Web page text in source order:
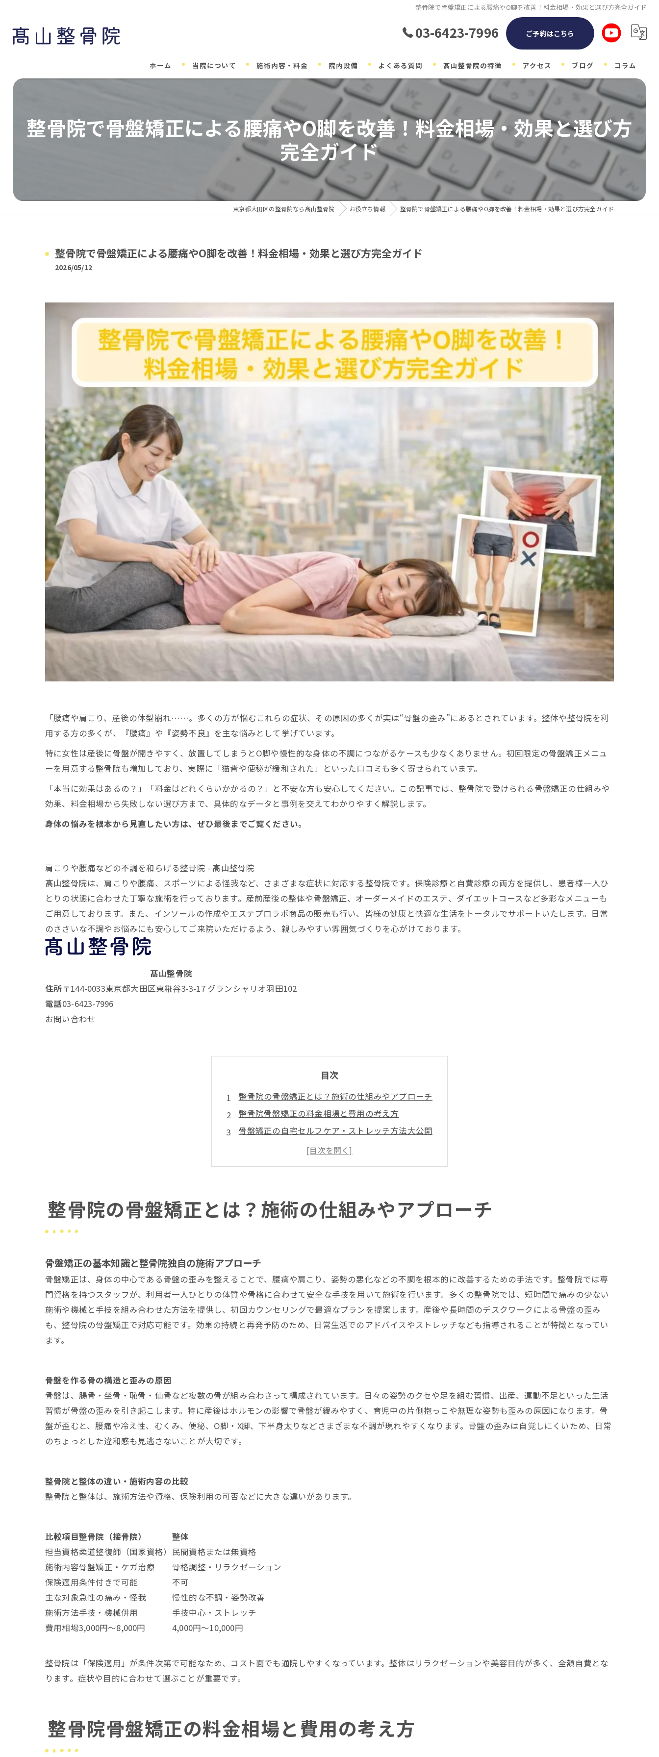
整骨院で骨盤矯正による腰痛やO脚を改善！料金相場・効果と選び方完全ガイド
03-6423-7996 ご予約はこちら
ホーム 当院について 施術内容・料金 院内設備 よくある質問 髙山整骨院の特徴
整体
自律神経
肩こり
アクセス ブログ コラム
整骨院で骨盤矯正による腰痛やO脚を改善！料金相場・効果と選び方
完全ガイド
東京都大田区の整骨院なら髙山整骨院 お役立ち情報 整骨院で骨盤矯正による腰痛やO脚を改善！料金相場・効果と選び方完全ガイド
整骨院で骨盤矯正による腰痛やO脚を改善！料金相場・効果と選び方完全ガイド
2026/05/12
「腰痛や肩こり、産後の体型崩れ……。多くの方が悩むこれらの症状、その原因の多くが実は“骨盤の歪み”にあるとされています。整体や整骨院を利
用する方の多くが、『腰痛』や『姿勢不良』を主な悩みとして挙げています。
特に女性は産後に骨盤が開きやすく、放置してしまうとO脚や慢性的な身体の不調につながるケースも少なくありません。初回限定の骨盤矯正メニュ
ーを用意する整骨院も増加しており、実際に「猫背や便秘が緩和された」といった口コミも多く寄せられています。
「本当に効果はあるの？」「料金はどれくらいかかるの？」と不安な方も安心してください。この記事では、整骨院で受けられる骨盤矯正の仕組みや
効果、料金相場から失敗しない選び方まで、具体的なデータと事例を交えてわかりやすく解説します。
身体の悩みを根本から見直したい方は、ぜひ最後までご覧ください。
肩こりや腰痛などの不調を和らげる整骨院 - 髙山整骨院
髙山整骨院は、肩こりや腰痛、スポーツによる怪我など、さまざまな症状に対応する整骨院です。保険診療と自費診療の両方を提供し、患者様一人ひ
とりの状態に合わせた丁寧な施術を行っております。産前産後の整体や骨盤矯正、オーダーメイドのエステ、ダイエットコースなど多彩なメニューも
ご用意しております。また、インソールの作成やエステプロラボ商品の販売も行い、皆様の健康と快適な生活をトータルでサポートいたします。日常
のささいな不調やお悩みにも安心してご来院いただけるよう、親しみやすい雰囲気づくりを心がけております。
髙山整骨院
住所〒144-0033東京都大田区東糀谷3-3-17 グランシャリオ羽田102
電話03-6423-7996
お問い合わせ
目次
整骨院の骨盤矯正とは？施術の仕組みやアプローチ
整骨院骨盤矯正の料金相場と費用の考え方
骨盤矯正の自宅セルフケア・ストレッチ方法大公開
骨盤矯正後の生活習慣と再発防止策
骨盤矯正で理想の体型・健康を目指すステップ
整骨院の骨盤矯正とは？施術の仕組みやアプローチ
骨盤矯正の基本知識と整骨院独自の施術アプローチ
骨盤矯正は、身体の中心である骨盤の歪みを整えることで、腰痛や肩こり、姿勢の悪化などの不調を根本的に改善するための手法です。整骨院では専
門資格を持つスタッフが、利用者一人ひとりの体質や骨格に合わせて安全な手技を用いて施術を行います。多くの整骨院では、短時間で痛みの少ない
施術や機械と手技を組み合わせた方法を提供し、初回カウンセリングで最適なプランを提案します。産後や長時間のデスクワークによる骨盤の歪み
も、整骨院の骨盤矯正で対応可能です。効果の持続と再発予防のため、日常生活でのアドバイスやストレッチなども指導されることが特徴となってい
ます。
骨盤を作る骨の構造と歪みの原因
骨盤は、腸骨・坐骨・恥骨・仙骨など複数の骨が組み合わさって構成されています。日々の姿勢のクセや足を組む習慣、出産、運動不足といった生活
習慣が骨盤の歪みを引き起こします。特に産後はホルモンの影響で骨盤が緩みやすく、育児中の片側抱っこや無理な姿勢も歪みの原因になります。骨
盤が歪むと、腰痛や冷え性、むくみ、便秘、O脚・X脚、下半身太りなどさまざまな不調が現れやすくなります。骨盤の歪みは自覚しにくいため、日常
のちょっとした違和感も見逃さないことが大切です。
整骨院と整体の違い・施術内容の比較
整骨院と整体は、施術方法や資格、保険利用の可否などに大きな違いがあります。
比較項目整骨院（接骨院）
整体
担当資格柔道整復師（国家資格） 民間資格または無資格
施術内容骨盤矯正・ケガ治療
骨格調整・リラクゼーション
保険適用条件付きで可能
不可
主な対象急性の痛み・怪我
慢性的な不調・姿勢改善
施術方法手技・機械併用
手技中心・ストレッチ
費用相場3,000円～8,000円 4,000円～10,000円
整骨院は「保険適用」が条件次第で可能なため、コスト面でも通院しやすくなっています。整体はリラクゼーションや美容目的が多く、全額自費とな
ります。症状や目的に合わせて選ぶことが重要です。
整骨院骨盤矯正の料金相場と費用の考え方